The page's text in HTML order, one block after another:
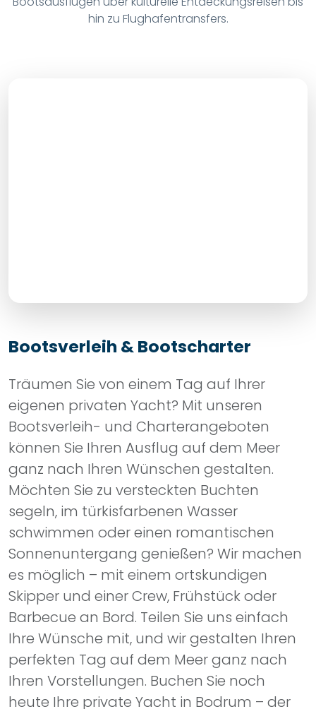
Träumen Sie von einem Tag auf Ihrer
eigenen privaten Yacht? Mit unseren
Bootsverleih- und Charterangeboten
können Sie Ihren Ausflug auf dem Meer
ganz nach Ihren Wünschen gestalten.
Möchten Sie zu versteckten Buchten
segeln, im türkisfarbenen Wasser
schwimmen oder einen romantischen
Sonnenuntergang genießen? Wir machen
es möglich – mit einem ortskundigen
Skipper und einer Crew, Frühstück oder
Barbecue an Bord. Teilen Sie uns einfach
Ihre Wünsche mit, und wir gestalten Ihren
perfekten Tag auf dem Meer ganz nach
Ihren Vorstellungen. Buchen Sie noch
heute Ihre private Yacht in Bodrum – der
Luxus ist nur eine Welle entfernt.